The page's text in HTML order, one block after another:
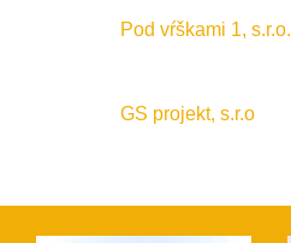
Pod vŕškami 1, s.r.o.
GS projekt, s.r.o